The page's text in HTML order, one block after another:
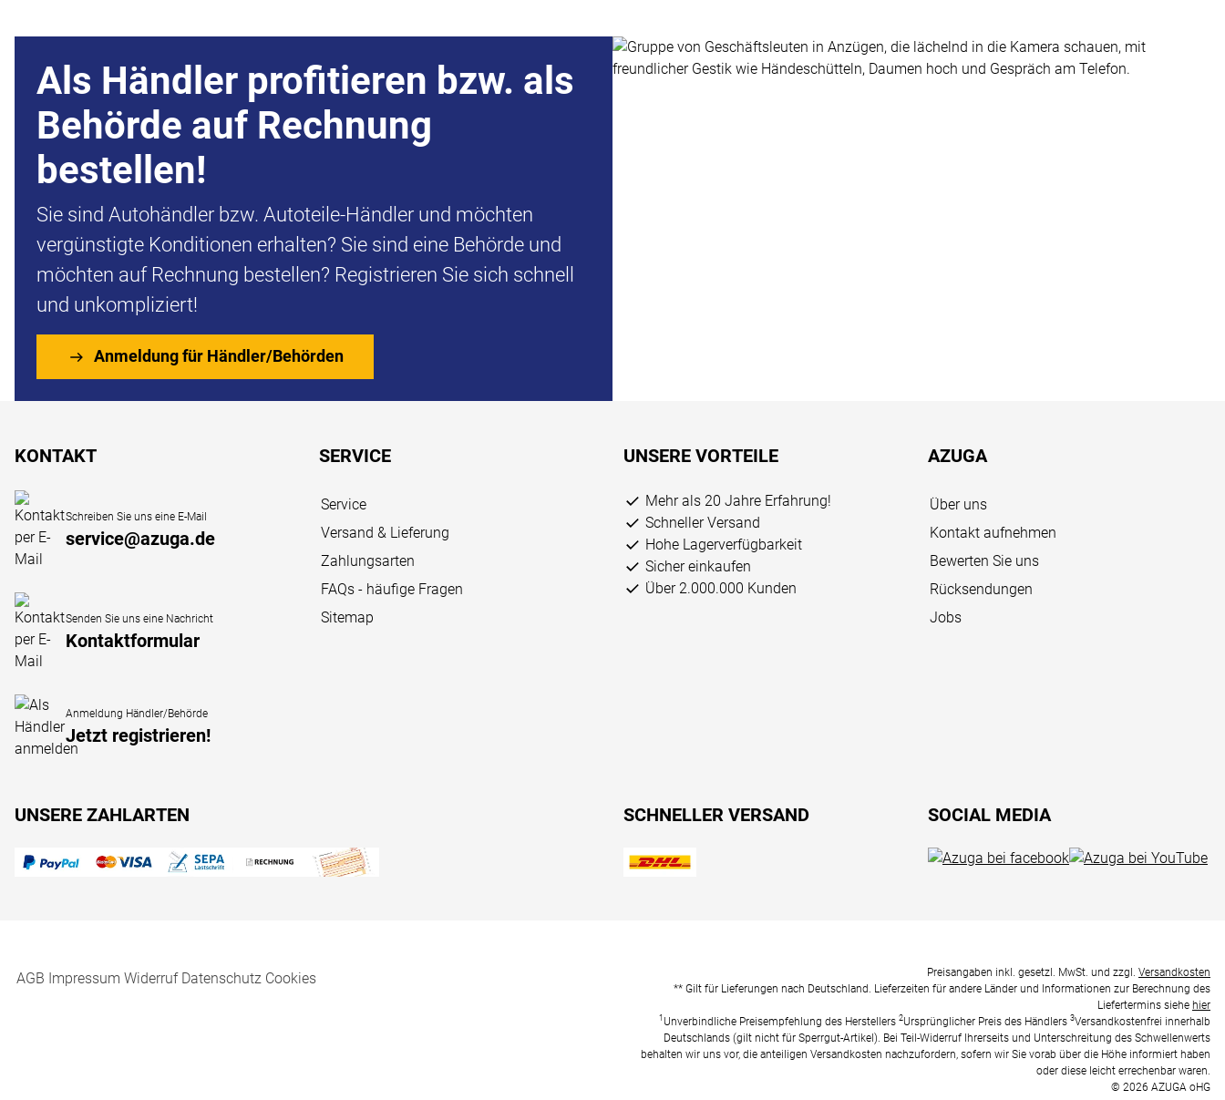
Als Händler profitieren bzw. als
Behörde auf Rechnung
bestellen!
Sie sind Autohändler bzw. Autoteile-Händler und möchten
vergünstigte Konditionen erhalten? Sie sind eine Behörde und
möchten auf Rechnung bestellen? Registrieren Sie sich schnell
und unkompliziert!
Anmeldung für Händler/Behörden
KONTAKT
Schreiben Sie uns eine E-Mail
service@azuga.de
Senden Sie uns eine Nachricht
Kontaktformular
Anmeldung Händler/Behörde
Jetzt registrieren!
SERVICE
Service
Versand & Lieferung
Zahlungsarten
FAQs - häufige Fragen
Sitemap
UNSERE VORTEILE
Mehr als 20 Jahre Erfahrung!
Schneller Versand
Hohe Lagerverfügbarkeit
Sicher einkaufen
Über 2.000.000 Kunden
AZUGA
Über uns
Kontakt aufnehmen
Bewerten Sie uns
Rücksendungen
Jobs
UNSERE ZAHLARTEN SCHNELLER VERSAND SOCIAL MEDIA
AGB Impressum Widerruf Datenschutz Cookies Preisangaben inkl. gesetzl. MwSt. und zzgl. Versandkosten
** Gilt für Lieferungen nach Deutschland. Lieferzeiten für andere Länder und Informationen zur Berechnung des
Liefertermins siehe hier
1 Unverbindliche Preisempfehlung des Herstellers 2Ursprünglicher Preis des Händlers 3Versandkostenfrei innerhalb
Deutschlands (gilt nicht für Sperrgut-Artikel). Bei Teil-Widerruf Ihrerseits und Unterschreitung des Schwellenwerts
behalten wir uns vor, die anteiligen Versandkosten nachzufordern, sofern wir Sie vorab über die Höhe informiert haben
oder diese leicht errechenbar waren.
© 2026 AZUGA oHG